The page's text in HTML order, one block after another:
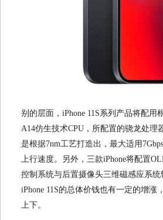
别的层面，iPhone 11S系列产品将配用
A14仿生技术CPU，所配置的骁龙处理
是根据7nm工艺打造出，最大适用
上行速度。另外，三款iPhone将配置
控制系统与后置摄像头三维磁感应系统
iPhone 11S的总体价钱也有一定的增涨
上下。